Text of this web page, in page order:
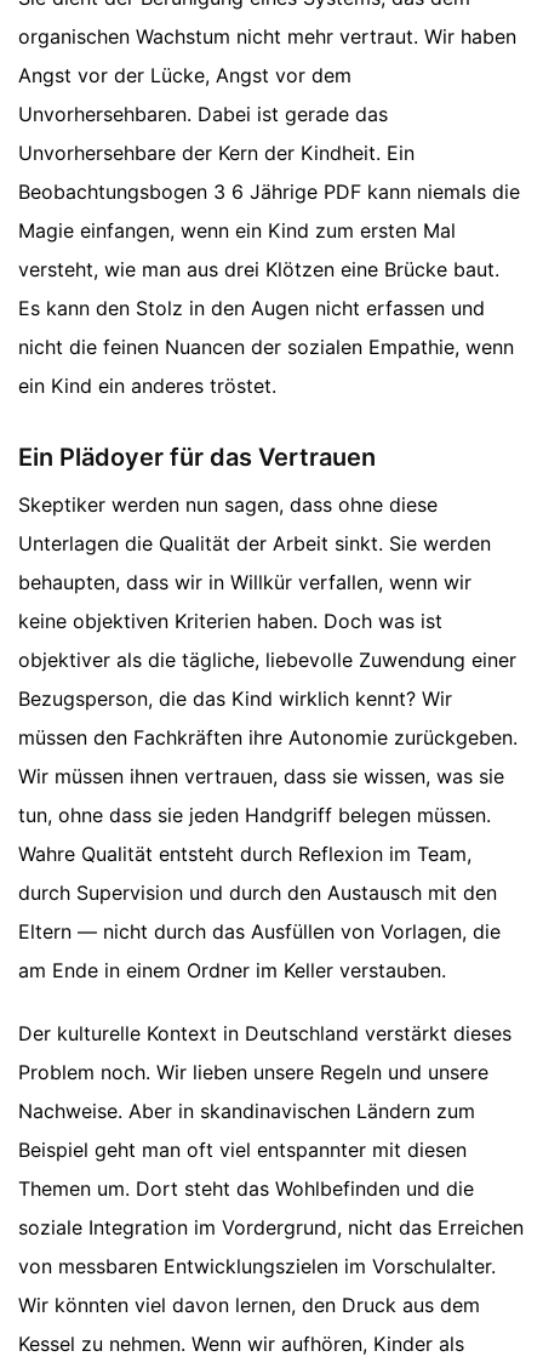
organischen Wachstum nicht mehr vertraut. Wir haben
Angst vor der Lücke, Angst vor dem
Unvorhersehbaren. Dabei ist gerade das
Unvorhersehbare der Kern der Kindheit. Ein
Beobachtungsbogen 3 6 Jährige PDF kann niemals die
Magie einfangen, wenn ein Kind zum ersten Mal
versteht, wie man aus drei Klötzen eine Brücke baut.
Es kann den Stolz in den Augen nicht erfassen und
nicht die feinen Nuancen der sozialen Empathie, wenn
ein Kind ein anderes tröstet.
Ein Plädoyer für das Vertrauen
Skeptiker werden nun sagen, dass ohne diese
Unterlagen die Qualität der Arbeit sinkt. Sie werden
behaupten, dass wir in Willkür verfallen, wenn wir
keine objektiven Kriterien haben. Doch was ist
objektiver als die tägliche, liebevolle Zuwendung einer
Bezugsperson, die das Kind wirklich kennt? Wir
müssen den Fachkräften ihre Autonomie zurückgeben.
Wir müssen ihnen vertrauen, dass sie wissen, was sie
tun, ohne dass sie jeden Handgriff belegen müssen.
Wahre Qualität entsteht durch Reflexion im Team,
durch Supervision und durch den Austausch mit den
Eltern — nicht durch das Ausfüllen von Vorlagen, die
am Ende in einem Ordner im Keller verstauben.
Der kulturelle Kontext in Deutschland verstärkt dieses
Problem noch. Wir lieben unsere Regeln und unsere
Nachweise. Aber in skandinavischen Ländern zum
Beispiel geht man oft viel entspannter mit diesen
Themen um. Dort steht das Wohlbefinden und die
soziale Integration im Vordergrund, nicht das Erreichen
von messbaren Entwicklungszielen im Vorschulalter.
Wir könnten viel davon lernen, den Druck aus dem
Kessel zu nehmen. Wenn wir aufhören, Kinder als